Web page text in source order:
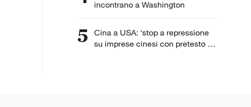
incontrano a Washington
5
Cina a USA: ‘stop a repressione
su imprese cinesi con pretesto di